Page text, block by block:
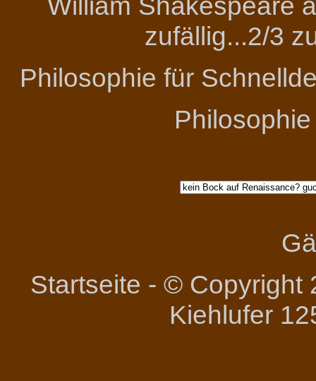
zufällig...2/3
Philosophie für
Startseite -© Copyright
Kiehlufer